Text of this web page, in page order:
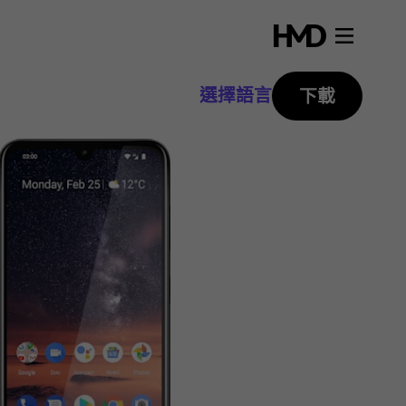
選擇語言 下載